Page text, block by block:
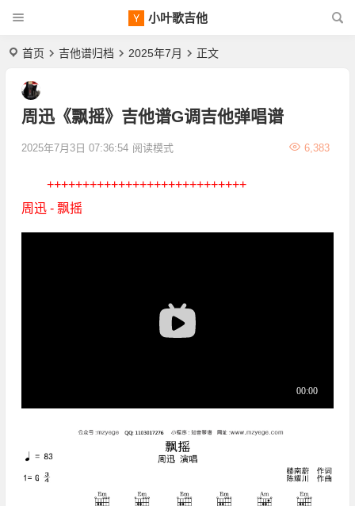
小叶歌吉他
首页 吉他谱归档 2025年7月 正文
周迅《飘摇》吉他谱G调吉他弹唱谱
2025年7月3日 07:36:54 6,383
阅读模式
++++++++++++++++++++++++++++
周迅 - 飘摇